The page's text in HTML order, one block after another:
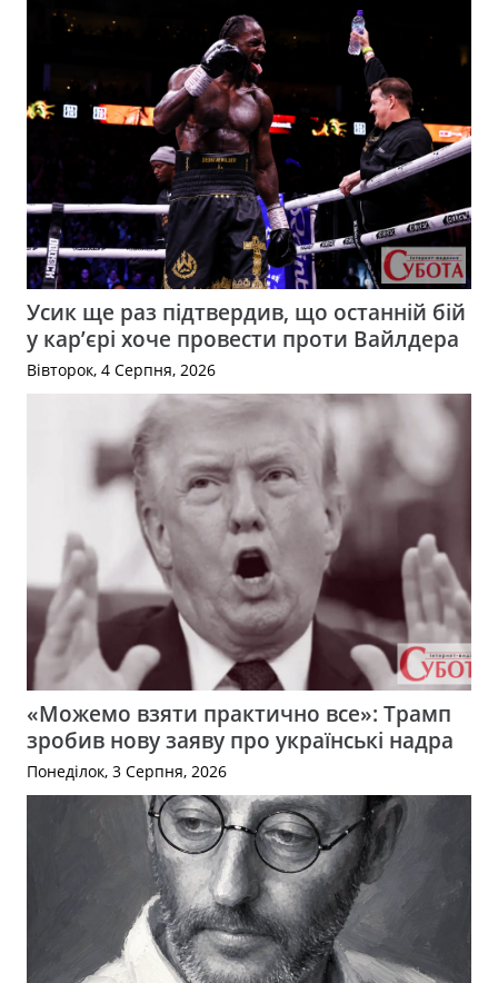
Усик ще раз підтвердив, що останній бій
у кар’єрі хоче провести проти Вайлдера
Вівторок, 4 Серпня, 2026
«Можемо взяти практично все»: Трамп
зробив нову заяву про українські надра
Понеділок, 3 Серпня, 2026